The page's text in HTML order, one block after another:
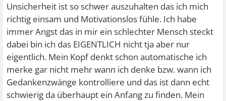
Unsicherheit ist so schwer auszuhalten das ich mich
richtig einsam und Motivationslos fühle. Ich habe
immer Angst das in mir ein schlechter Mensch steckt
dabei bin ich das EIGENTLICH nicht tja aber nur
eigentlich. Mein Kopf denkt schon automatische ich
merke gar nicht mehr wann ich denke bzw. wann ich
Gedankenzwänge kontrolliere und das ist dann echt
schwierig da überhaupt ein Anfang zu finden. Mein